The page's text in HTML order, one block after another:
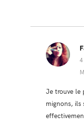
Je trouve le
mignons, ils